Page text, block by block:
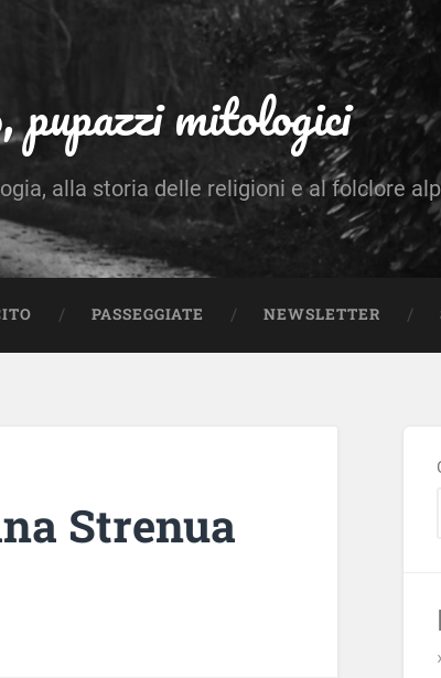
pupazzi mitologici
alla storia delle religioni e al folclore
PASSEGGIATE NEWSLETTER
Strenua